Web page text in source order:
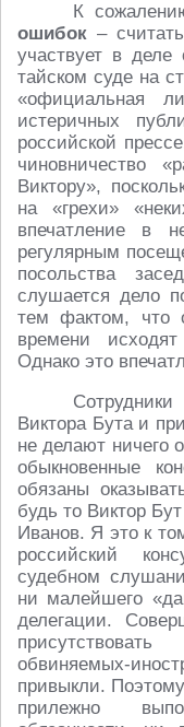
К
ошибок –
участвует в
тайском суде на
«официальная
истеричных
российской
чиновничество
Виктору»,
на «грехи»
впечатление в
регулярным
посольства
слушается дело
тем фактом, что
времени
Однако это
Виктора Бута и
не делают ничего
обыкновенные
обязаны
будь то Виктор
Иванов. Я это к
российский
судебном
ни малейшего
делегации.
обвиняемых-
привыкли.
прилежно